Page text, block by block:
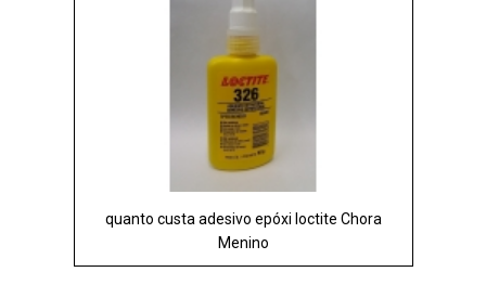
quanto custa adesivo epóxi loctite Chora
Menino